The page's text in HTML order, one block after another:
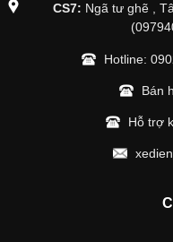
CS7: Ngã tư ghẽ ,
Hotline:
Bán
Hỗ trợ